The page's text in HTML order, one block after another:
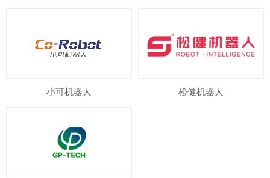
小可机器人 松健机器人